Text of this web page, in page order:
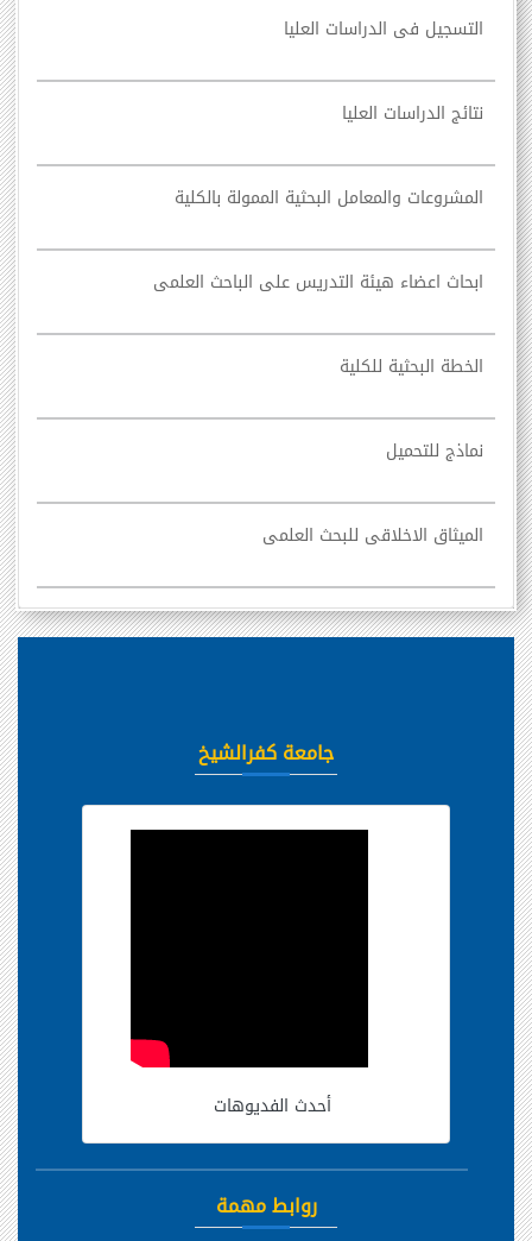
التسجيل فى الدراسات العليا
نتائج الدراسات العليا
المشروعات والمعامل البحثية الممولة بالكلية
ابحاث اعضاء هيئة التدريس على الباحث العلمى
الخطة البحثية للكلية
نماذج للتحميل
الميثاق الاخلاقى للبحث العلمى
جامعة كفرالشيخ
أحدث الفديوهات
روابط مهمة